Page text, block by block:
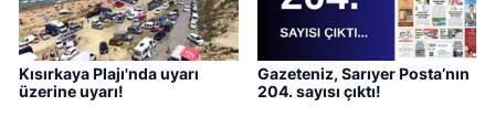
Kısırkaya Plajı'nda uyarı
üzerine uyarı!
Gazeteniz, Sarıyer Posta’nın
204. sayısı çıktı!